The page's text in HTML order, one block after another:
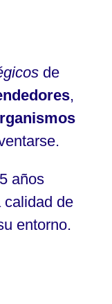
de
,
años
calidad de
entorno.